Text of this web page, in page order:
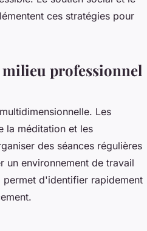
ces stratégies pour
professionnel
Les
la méditation et les
des séances régulières
un environnement de travail
permet d'identifier rapidement